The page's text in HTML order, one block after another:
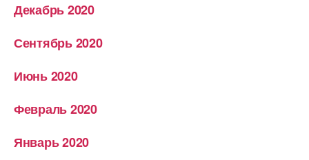
Декабрь 2020
Сентябрь 2020
Июнь 2020
Февраль 2020
Январь 2020